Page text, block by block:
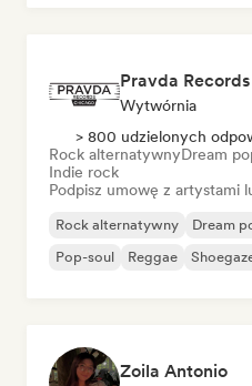
Pravda Records
Wytwórnia
> 800 udzielonych
Rock alternatywnyDream
Indie rock
Podpisz umowę z artystami
Rock alternatywny Dream
Pop-soul
Reggae
Zoila Antonio